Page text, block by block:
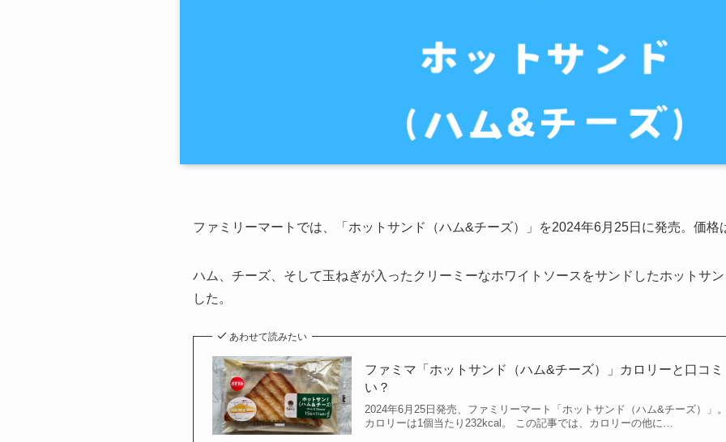
ファミリーマートでは、「ホットサンド（ハム&チーズ）」を2024年6月25日に発売。価格
ハム、チーズ、そして玉ねぎが入ったクリーミーなホワイトソースをサンドしたホットサ
した。
あわせて読みたい
ファミマ「ホットサンド（ハム&チーズ）」カロリーと口コ
い？
2024年6月25日発売、ファミリーマート「ホットサンド（ハム&チーズ）」
カロリーは1個当たり232kcal。 この記事では、カロリーの他に…